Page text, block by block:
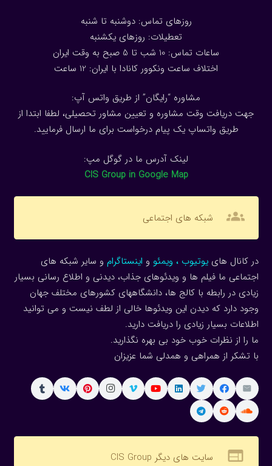
روزهای تماس: دوشنبه تا شنبه
تعطیلات: روزهای یکشنبه
ساعات تماس: 10 شب تا 5 صبح به وقت ایران
اختلاف ساعت ونکوور کانادا با ایران: 1 2 ساعت
مشاوره “رایگان” از طریق واتس آپ:
جهت دریافت وقت مشاوره و تعیین مشاور تحصیلی، لطفا ابتدا از
طریق واتساپ یک پیام درخواست برای ما ارسال فرمایید.
لینک آدرس ما در گوگل مپ:
CIS Group in Google Map
groups شبکه های اجتماعی
در کانال هاییوتیوب ، ویمئو و اینستاگرام و سایر شبکه های
اجتماعی ما فیلم ها و ویدئوهای جذاب، دیدنی و اطلاع رسانی بسیار
زیادی در رابطه با کالج ها، دانشگاههای کشورهای مختلف جهان
وجود دارد که دیدن این ویدئوها خالی از لطف نیست و می توانید
اطلاعات بسیار زیادی را دریافت دارید.
ما را از نظرات خوب خود بی بهره نگذارید.
با تشکر از همراهی و همدلی شما عزیزان
web سایت های دیگر CIS Group